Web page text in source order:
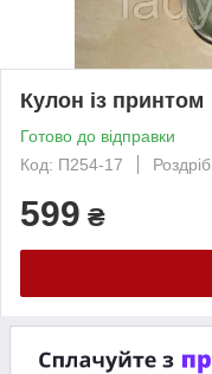
Кулон із принтом
Готово до відправки
Код: П254-17
Роздріб
599 ₴